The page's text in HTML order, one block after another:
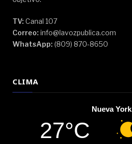
TV: Canal 107
Correo: info@lavozpublica.com
WhatsApp: (809) 870-8650
CLIMA
Nueva York
27°C